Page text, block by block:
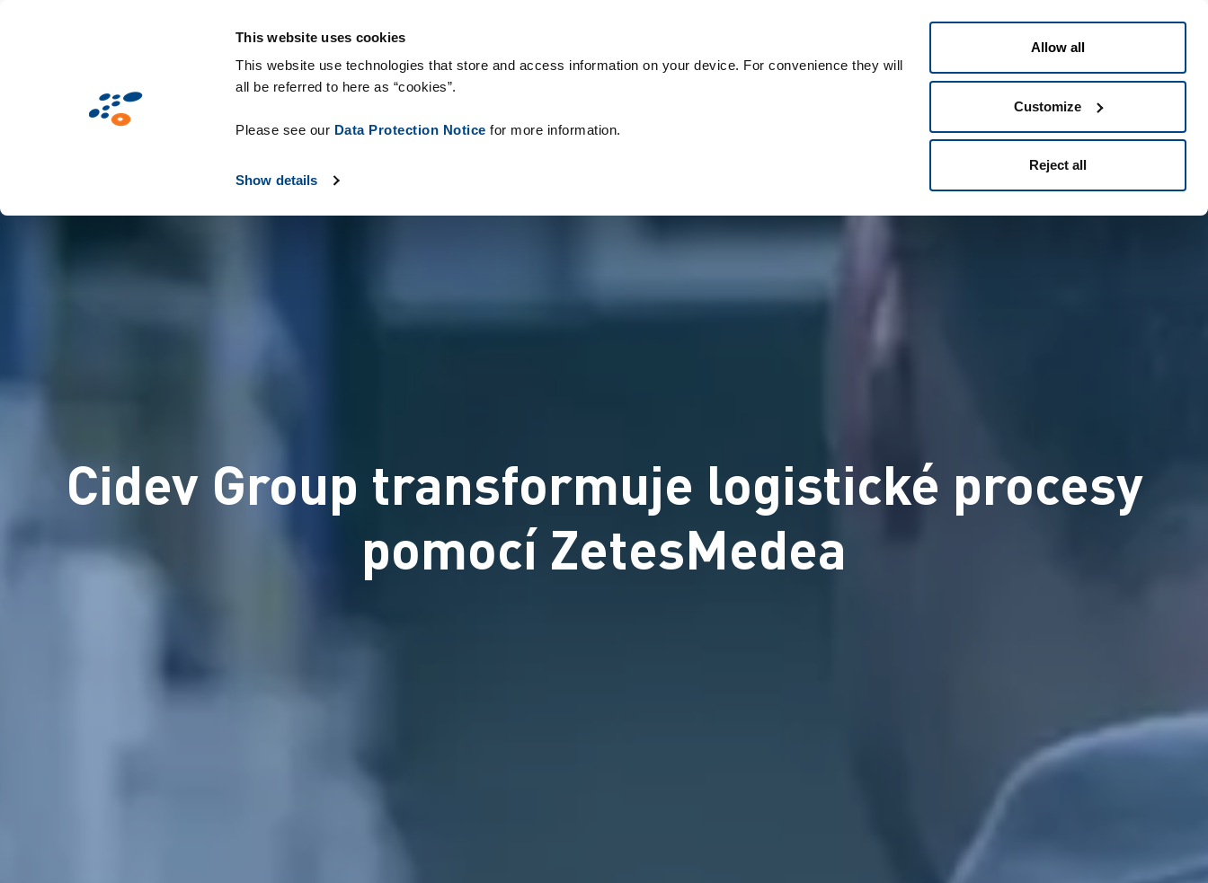
This website uses cookies
This website use technologies that store and access information on your device. For convenience they will
all be referred to here as “cookies”.
Please see our Data Protection Notice for more information.
Show details
Allow all
Customize
Reject all
Oborová řešení Technologie & Produkty
Cidev Group transformuje logistické procesy
pomocí ZetesMedea